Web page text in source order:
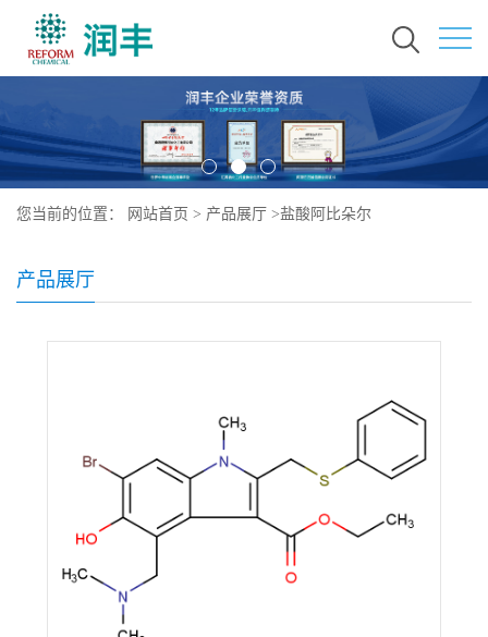
您当前的位置： 网站首页 > 产品展厅 >盐酸阿比朵尔
产品展厅